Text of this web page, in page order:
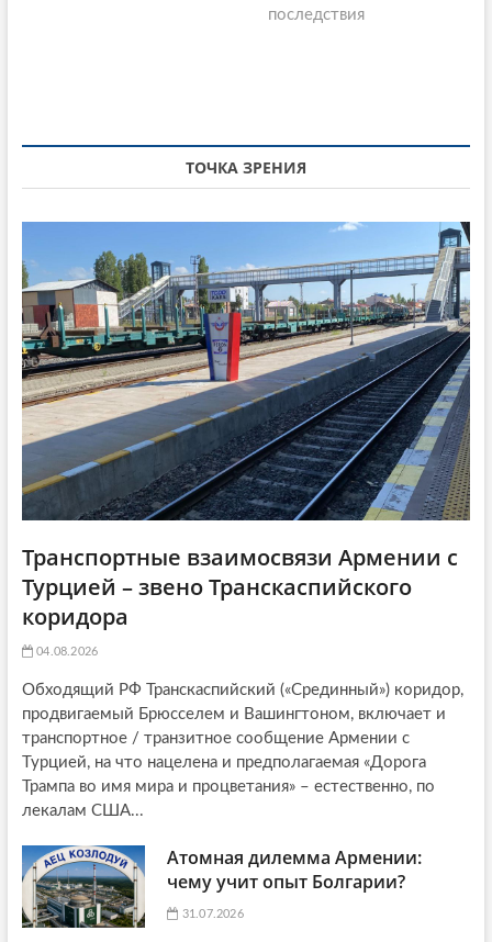
i
g
a
t
i
o
n
я
:
ю
я
:
последствия
ТОЧКА ЗРЕНИЯ
Транспортные взаимосвязи Армении с
Турцией – звено Транскаспийского
коридора
04.08.2026
Обходящий РФ Транскаспийский («Срединный») коридор,
продвигаемый Брюсселем и Вашингтоном, включает и
транспортное / транзитное сообщение Армении с
Турцией, на что нацелена и предполагаемая «Дорога
Трампа во имя мира и процветания» – естественно, по
лекалам США...
Атомная дилемма Армении:
чему учит опыт Болгарии?
31.07.2026